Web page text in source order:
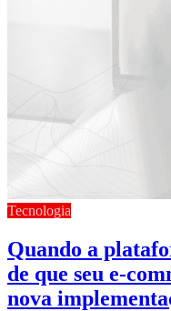
Tecnologia
Quando a
de que seu e-
nova